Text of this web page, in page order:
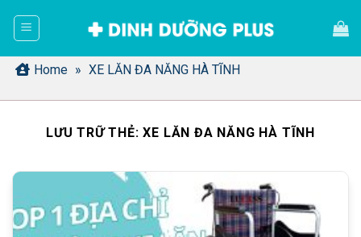
dung Home » XE LĂN ĐA NĂNG HÀ TĨNH
LƯU TRỮ THẺ:XE LĂN ĐA NĂNG HÀ TĨNH